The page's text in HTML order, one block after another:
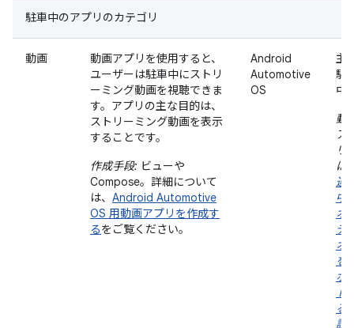
駐車中のアプリのカテゴリ
動画
動画アプリを使用すると、
ユーザーは駐車中にストリ
ーミング動画を視聴できま
す。アプリの主な目的は、
ストリーミング動画を表示
することです。
作成手段: ビューや
Compose。詳細について
は、 Android Automotive
OS 用動画アプリを作成す
るをご覧ください。
Android
Automotive
OS
主
駐
中
動
ア
リ
は
運
中
オ
デ
オ
を
ポ
ト
る
説